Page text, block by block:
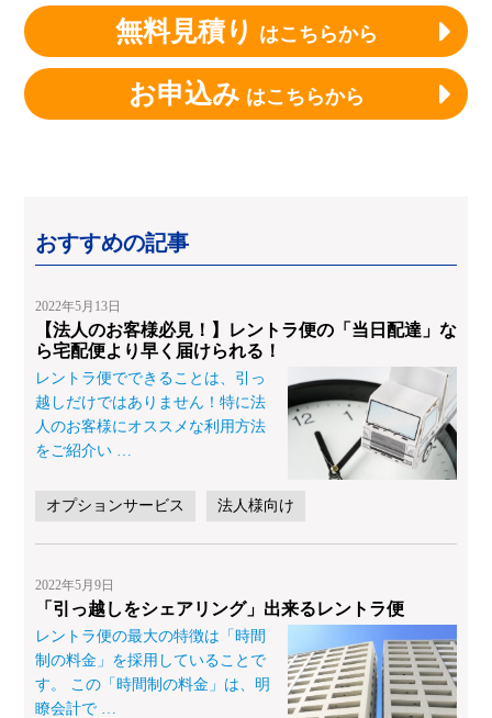
無料見積り はこちらから
お申込み はこちらから
おすすめの記事
2022年5月13日
【法人のお客様必見！】レントラ便の「当日配達」な
ら宅配便より早く届けられる！
レントラ便でできることは、引っ
越しだけではありません！特に法
人のお客様にオススメな利用方法
をご紹介い …
オプションサービス 法人様向け
2022年5月9日
「引っ越しをシェアリング」出来るレントラ便
レントラ便の最大の特徴は「時間
制の料金」を採用していることで
す。 この「時間制の料金」は、明
瞭会計で